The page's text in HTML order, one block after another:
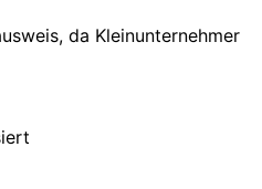
da Kleinunternehmer